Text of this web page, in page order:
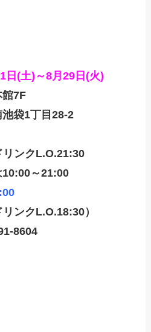
日(土)～8月29日(火)
7F
袋1丁目28-2
リンクL.O.21:30
10:00～21:00
ンクL.O.18:30）
8604